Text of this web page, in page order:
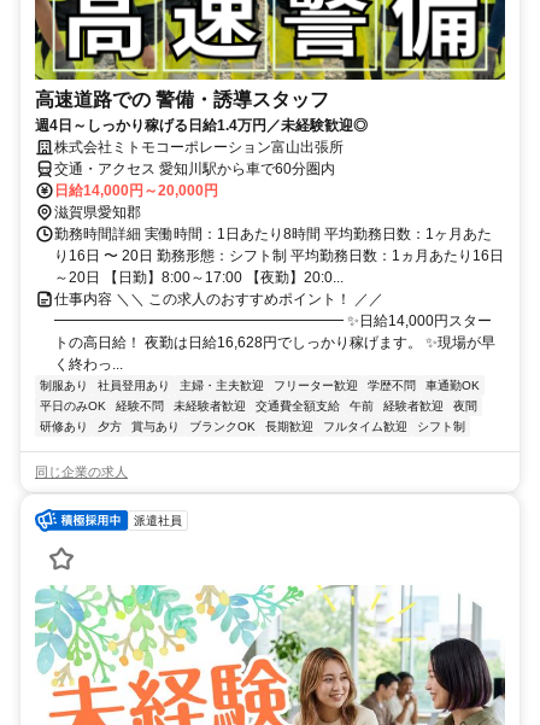
高速道路での 警備・誘導スタッフ
週4日～しっかり稼げる日給1.4万円／未経験歓迎◎
株式会社ミトモコーポレーション富山出張所
交通・アクセス 愛知川駅から車で60分圏内
日給14,000円～20,000円
滋賀県愛知郡
勤務時間詳細 実働時間：1日あたり8時間 平均勤務日数：1ヶ月あた
り16日 〜 20日 勤務形態：シフト制 平均勤務日数：1ヵ月あたり16日
～20日 【日勤】8:00～17:00 【夜勤】20:0...
仕事内容 ＼＼ この求人のおすすめポイント！ ／／
━━━━━━━━━━━━━━━━━━━━ ✨日給14,000円スター
トの高日給！ 夜勤は日給16,628円でしっかり稼げます。 ✨現場が早
く終わっ...
制服あり 社員登用あり 主婦・主夫歓迎 フリーター歓迎 学歴不問
車通勤OK
平日のみOK
経験不問 未経験者歓迎 交通費全額支給 午前 経験者歓迎
夜間
研修あり
夕方 賞与あり ブランクOK 長期歓迎 フルタイム歓迎 シフト制
同じ企業の求人
派遣社員